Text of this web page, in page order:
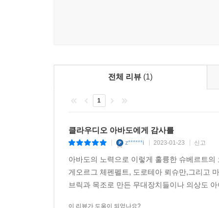
전체 리뷰 (1)
1
클라우디오 아바도에게 감사를
z******i 2023-01-23 신고
아바도의 노력으로 이렇게 훌륭한 슈베르트
게오르그 체펜펠트, 도로테아 뢰슈만,그리고
브릭과 목조로 만든 무대장치들이나 의상도
이 리뷰가 도움이 되었나요?